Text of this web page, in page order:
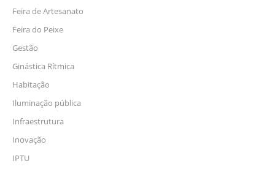
Feira de Artesanato
Feira do Peixe
Gestão
Ginástica Rítmica
Habitação
Iluminação pública
Infraestrutura
Inovação
IPTU